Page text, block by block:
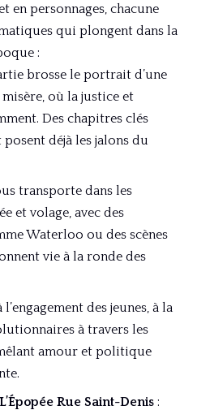
en personnages, chacune
qui plongent dans la
:
brosse le portrait d’une
où la justice et
Des chapitres clés
déjà les jalons du
transporte dans les
et volage, avec des
Waterloo ou des scènes
vie à la ronde des
l’engagement des jeunes, à la
à travers les
amour et politique
Rue Saint-Denis :